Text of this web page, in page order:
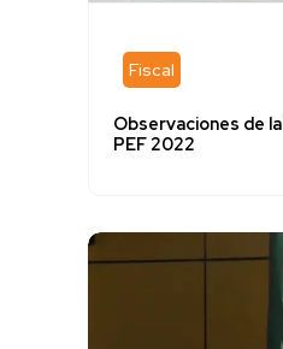
Fiscal
Observaciones de
PEF 2022